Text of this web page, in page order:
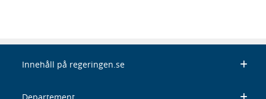
Innehåll på regeringen.se